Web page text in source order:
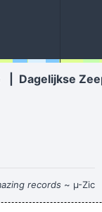
Dagelijkse
records ~ µ-Zic
blamboek in Elen.